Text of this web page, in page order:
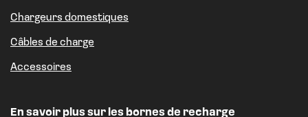
Chargeurs domestiques
Câbles de charge
Accessoires
En savoir plus sur les bornes de recharge